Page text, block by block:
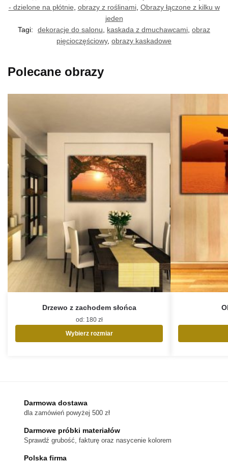
- dzielone na płótnie obrazy z roślinami, Obrazy łączone z kilku w
jeden
Tagi:
dekoracje do salonu kaskada z dmuchawcami obraz
pięcioczęściowy, obrazy kaskadowe
Polecane obrazy
Drzewo z zachodem słońca
od: 180 zł
Wybierz rozmiar
wybrać
stronie
produktu
Darmowa dostawa
dla zamówień powyżej 500 zł
Darmowe próbki materiałów
Sprawdź grubość, fakturę oraz nasycenie kolorem
Polska firma